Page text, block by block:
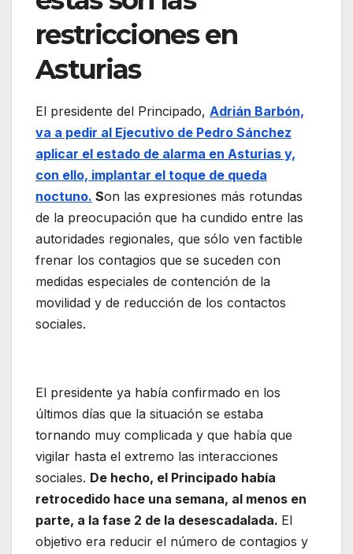
restricciones en
Asturias
El presidente del Principado, Adrián Barbón,
va a pedir al Ejecutivo de Pedro Sánchez
aplicar el estado de alarma en Asturias y,
con ello, implantar el toque de queda
noctuno. Son las expresiones más rotundas
de la preocupación que ha cundido entre las
autoridades regionales, que sólo ven factible
frenar los contagios que se suceden con
medidas especiales de contención de la
movilidad y de reducción de los contactos
sociales.
El presidente ya había confirmado en los
últimos días que la situación se estaba
tornando muy complicada y que había que
vigilar hasta el extremo las interacciones
sociales. De hecho, el Principado había
retrocedido hace una semana, al menos en
parte, a la fase 2 de la desescadalada. El
objetivo era reducir el número de contagios y